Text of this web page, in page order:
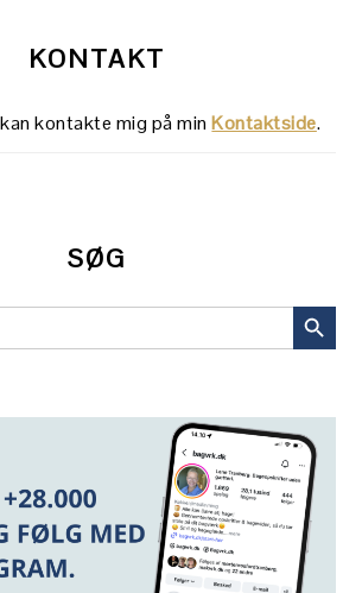
KONTAKT
kontakte mig på minKontaktside.
SØG
SEARCH